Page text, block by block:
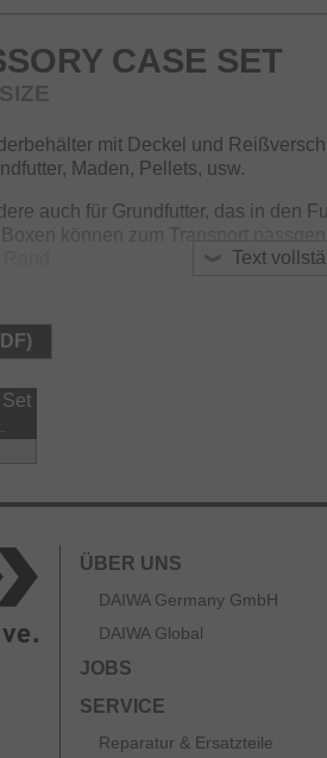
CASE SET
Text
mit Deckel und
Maden, Pellets, usw.
auch für Grundfutter, das in den
können zum Transport
Set
ÜBER UNS
DAIWA Germany GmbH
DAIWA Global
JOBS
SERVICE
Reparatur & Ersatzteile